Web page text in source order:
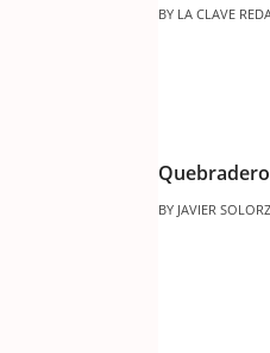
BY LA CLAVE
Quebradero
BY JAVIER